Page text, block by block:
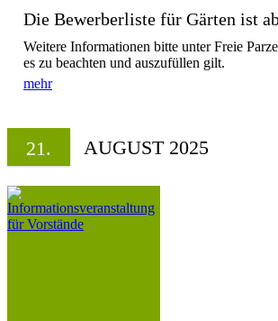
Die Bewerberliste für Gärten ist
Weitere Informationen bitte unter Freie
es zu beachten und auszufüllen gilt.
mehr
21. AUGUST 2025